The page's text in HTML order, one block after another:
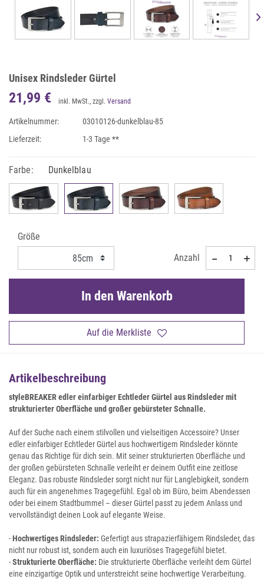
Unisex Rindsleder Gürtel
21,99 € inkl. MwSt., zzgl. Versand
Artikelnummer:
03010126-dunkelblau-85
Lieferzeit:
1-3 Tage **
Farbe: Dunkelblau
Größe
Anzahl
Auf die Merkliste
In den Warenkorb
Artikelbeschreibung
styleBREAKER edler einfarbiger Echtleder Gürtel aus Rindsleder mit
strukturierter Oberfläche und großer gebürsteter Schnalle.
Auf der Suche nach einem stilvollen und vielseitigen Accessoire? Unser
edler einfarbiger Echtleder Gürtel aus hochwertigem Rindsleder könnte
genau das Richtige für dich sein. Mit seiner strukturierten Oberfläche und
der großen gebürsteten Schnalle verleiht er deinem Outfit eine zeitlose
Eleganz. Das robuste Rindsleder sorgt nicht nur für Langlebigkeit, sondern
auch für ein angenehmes Tragegefühl. Egal ob im Büro, beim Abendessen
oder bei einem Stadtbummel – dieser Gürtel passt zu jedem Anlass und
vervollständigt deinen Look auf elegante Weise.
-Hochwertiges Rindsleder: Gefertigt aus strapazierfähigem Rindsleder, das
nicht nur robust ist, sondern auch ein luxuriöses Tragegefühl bietet.
-Strukturierte Oberfläche: Die strukturierte Oberfläche verleiht dem Gürtel
eine einzigartige Optik und unterstreicht seine hochwertige Verarbeitung.